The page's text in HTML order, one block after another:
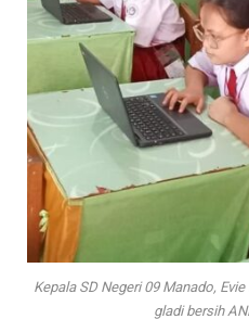
Kepala SD Negeri 09 Manado,
gladi bersih